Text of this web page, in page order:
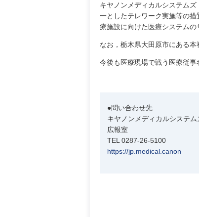
キヤノンメディカルシステム
一としたテレワーク実施等の
療施設に向けた医療システムの
なお，栃木県大田原市にある
今後も医療現場で戦う医療従事
●問い合わせ先
キヤノンメディカルシステム
広報室
TEL 0287-26-5100
https://jp.medical.canon